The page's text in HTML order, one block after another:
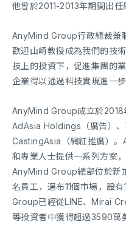
他曾於2011-2013年期間出任
AnyMind Group行政總裁兼
歡迎山崎教授成為我們的技
技上的投資下，促進集團的
企業得以通過科技實現進一步
AnyMind Group成立於2018
AdAsia Holdings（廣告）
CastingAsia（網紅推廣）
和專業人士提供一系列方案
AnyMind Group總部位於新
名員工，遍布11個市場，設
Group已經從LINE、Mirai
等投資者中獲得超過3590萬